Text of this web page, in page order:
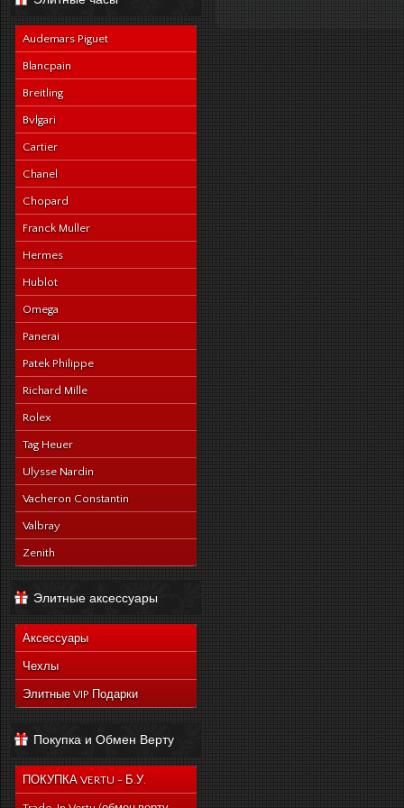
Audemars Piguet
Blancpain
Breitling
Bvlgari
Cartier
Chanel
Chopard
Franck Muller
Hermes
Hublot
Omega
Panerai
Patek Philippe
Richard Mille
Rolex
Tag Heuer
Ulysse Nardin
Vacheron Constantin
Valbray
Zenith
Элитные аксессуары
Аксессуары
Чехлы
Элитные VIP Подарки
Покупка и Обмен Верту
ПОКУПКА VERTU - Б.У.